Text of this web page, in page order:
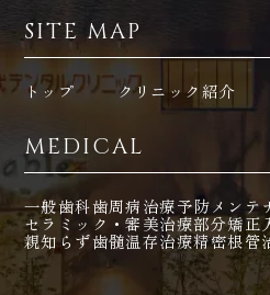
SITE MAP
トップ クリニック紹介
MEDICAL
一般歯科歯周病治療予防メンテ
セラミック・審美治療部分矯正
親知らず歯髄温存治療精密根管